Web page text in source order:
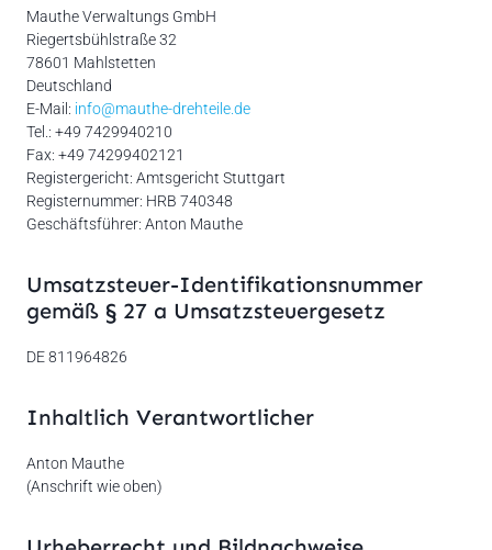
Mauthe Verwaltungs GmbH
Riegertsbühlstraße 32
78601 Mahlstetten
Deutschland
E-Mail: info@mauthe-drehteile.de
Tel.: +49 7429940210
Fax: +49 74299402121
Registergericht: Amtsgericht Stuttgart
Registernummer: HRB 740348
Geschäftsführer: Anton Mauthe
Umsatzsteuer-Identifikationsnummer
gemäß § 27 a Umsatzsteuergesetz
DE 811964826
Inhaltlich Verantwortlicher
Anton Mauthe
(Anschrift wie oben)